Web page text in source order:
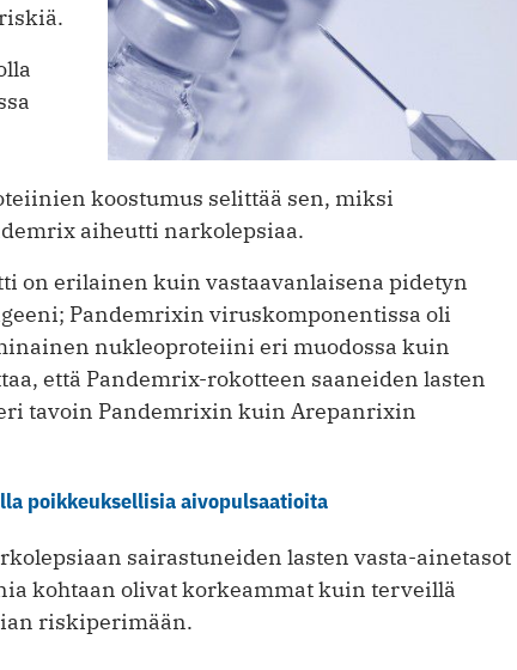
koostumus selittää sen, miksi
aiheutti narkolepsiaa.
on erilainen kuin vastaavanlaisena pidetyn
Pandemrixin viruskomponentissa oli
nukleoproteiini eri muodossa kuin
että Pandemrix-rokotteen saaneiden lasten
tavoin Pandemrixin kuin Arepanrixin
poikkeuksellisia aivopulsaatioita
sairastuneiden lasten vasta-ainetasot
kohtaan olivat korkeammat kuin terveillä
riskiperimään.